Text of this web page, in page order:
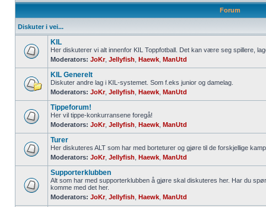
Forum
Diskuter i vei...
KIL
Her diskuterer vi alt innenfor KIL Toppfotball. Det kan være seg spillere,
Moderators: JoKr, Jellyfish Haewk ManUtd
KIL Generelt
Diskuter andre lag i KIL-systemet. Som f.eks junior og damelag.
Moderators: JoKr, Jellyfish Haewk ManUtd
Tippeforum!
Her vil tippe-konkurransene foregå!
Moderators: JoKr, Jellyfish Haewk ManUtd
Turer
Her diskuteres ALT som har med borteturer og gjøre til de forskjellige
Moderators: JoKr, Jellyfish Haewk ManUtd
Supporterklubben
Alt som har med supporterklubben å gjøre skal diskuteres her. Har du
komme med det her.
Moderators: JoKr, Jellyfish Haewk ManUtd